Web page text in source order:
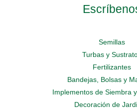
Semillas
Turbas y
Fertilizantes
Bandejas, Bolsas y
Implementos de Siembra
Decoración de